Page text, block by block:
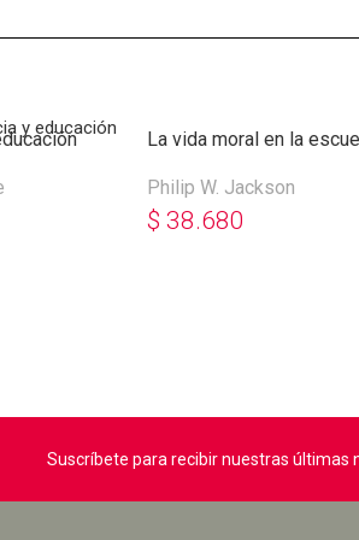
La vida moral en la
Philip W. Jackson
$ 38.680
Suscríbete para recibir nuestras últimas